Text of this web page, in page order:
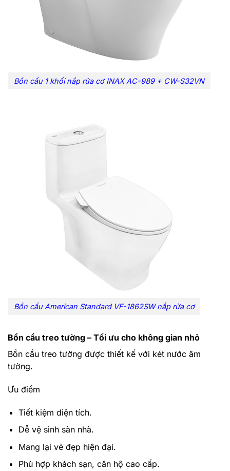
Bồn cầu 1 khối nắp rửa cơ INAX AC-989 + CW-S32VN
Bồn cầu American Standard VF-1862SW nắp rửa cơ
Bồn cầu treo tường – Tối ưu cho không gian nhỏ
Bồn cầu treo tường được thiết kế với két nước âm
tường.
Ưu điểm
Tiết kiệm diện tích.
Dễ vệ sinh sàn nhà.
Mang lại vẻ đẹp hiện đại.
Phù hợp khách sạn, căn hộ cao cấp.